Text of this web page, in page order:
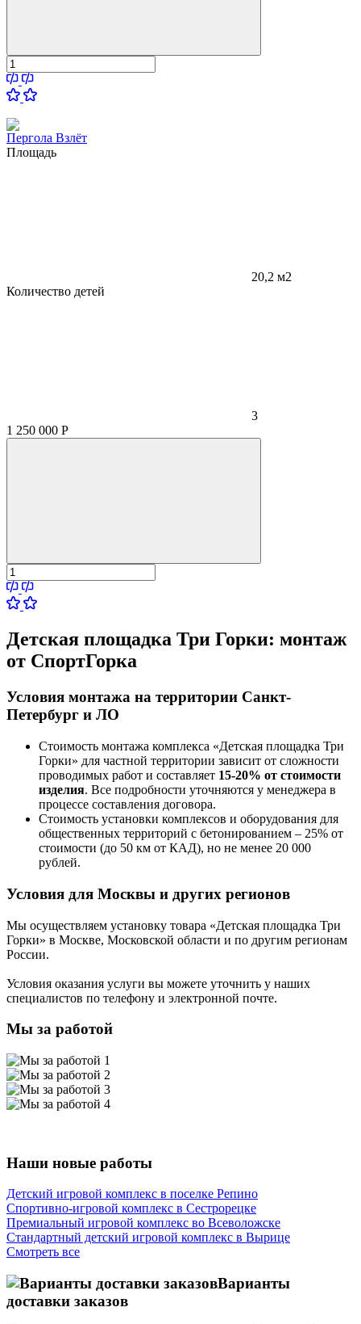
Пергола Взлёт
Площадь
20,2 м2
Количество детей
3
1 250 000 Р
Детская площадка Три Горки: монтаж
от СпортГорка
Условия монтажа на территории Санкт-
Петербург и ЛО
Стоимость монтажа комплекса «Детская площадка Три
Горки» для частной территории зависит от сложности
проводимых работ и составляет 15-20% от стоимости
изделия. Все подробности уточняются у менеджера в
процессе составления договора.
Стоимость установки комплексов и оборудования для
общественных территорий с бетонированием – 25% от
стоимости (до 50 км от КАД), но не менее 20 000
рублей.
Условия для Москвы и других регионов
Мы осуществляем установку товара «Детская площадка Три
Горки» в Москве, Московской области и по другим регионам
России.
Условия оказания услуги вы можете уточнить у наших
специалистов по телефону и электронной почте.
Мы за работой
Наши новые работы
Детский игровой комплекс в поселке Репино
Спортивно-игровой комплекс в Сестрорецке
Премиальный игровой комплекс во Всеволожске
Стандартный детский игровой комплекс в Вырице
Смотреть все
Варианты
доставки заказов